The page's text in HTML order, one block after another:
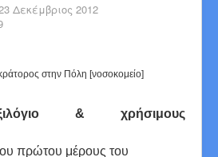
Δεκέμβριος 2012
στην Πόλη [νοσοκομείο]
&
χρήσιμους
πρώτου μέρους του